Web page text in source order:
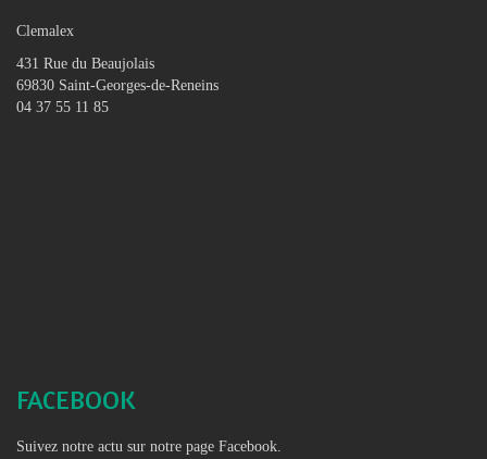
Clemalex
431 Rue du Beaujolais
69830 Saint-Georges-de-Reneins
04 37 55 11 85
FACEBOOK
Suivez notre actu sur notre page Facebook.